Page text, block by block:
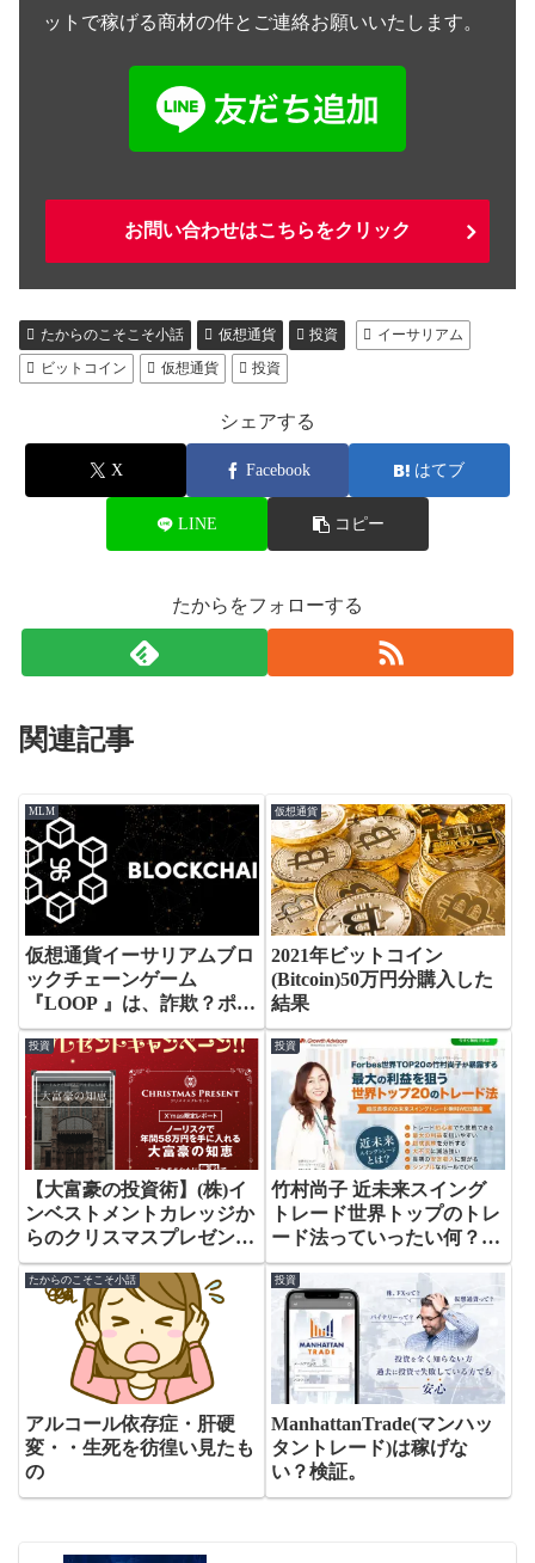
ットで稼げる商材の件とご連絡お願いいたします。
お問い合わせはこちらをクリック
たからのこそこそ小話 仮想通貨 投資
イーサリアム
ビットコイン
仮想通貨 投資
シェアする
X Facebook はてブ
LINE コピー
たからをフォローする
関連記事
MLM
仮想通貨イーサリアムブロ
ックチェーンゲーム
『LOOP 』は、詐欺？ポン
ジ？稼げない？検証。
仮想通貨
2021年ビットコイン
(Bitcoin)50万円分購入した
結果
投資
【大富豪の投資術】(株)イ
ンベストメントカレッジか
らのクリスマスプレゼント
は受け取るべき⁇レガシー
企業への投資ってどう？
投資
竹村尚子 近未来スイング
トレード世界トップのトレ
ード法っていったい何？稼
げない？検証。
たからのこそこそ小話
アルコール依存症・肝硬
変・・生死を彷徨い見たも
の
投資
ManhattanTrade(マンハッ
タントレード)は稼げな
い？検証。